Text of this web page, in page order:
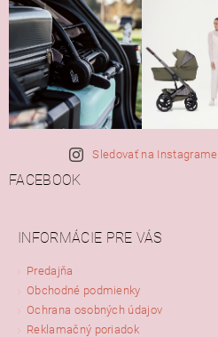
Sledovať na Instagrame
FACEBOOK
INFORMÁCIE PRE VÁS
Predajňa
Obchodné podmienky
Ochrana osobných údajov
Reklamačný poriadok